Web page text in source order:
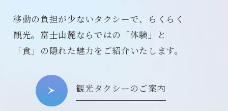
移動の負担が少ないタクシーで、らくらく
観光。 富士山麓ならではの「体験」と
「食」の隠れた魅力をご紹介いたします。
観光タクシーのご案内